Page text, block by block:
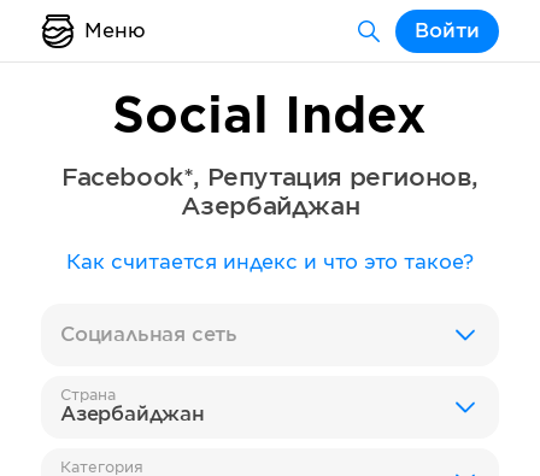
Меню Войти
Social Index
Facebook*, Репутация регионов,
Азербайджан
Как считается индекс и что это такое?
Социальная сеть
Страна
Азербайджан
Категория